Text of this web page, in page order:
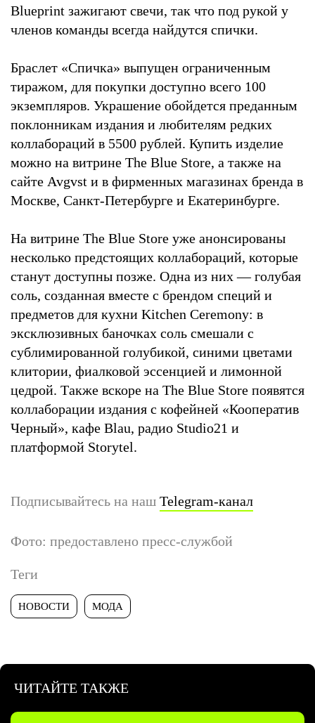
Blueprint зажигают свечи, так что под рукой у
членов команды всегда найдутся спички.
Браслет «Спичка» выпущен ограниченным
тиражом, для покупки доступно всего 100
экземпляров. Украшение обойдется преданным
поклонникам издания и любителям редких
коллабораций в 5500 рублей. Купить изделие
можно на витрине The Blue Store, а также на
сайте Avgvst и в фирменных магазинах бренда в
Москве, Санкт-Петербурге и Екатеринбурге.
На витрине The Blue Store уже анонсированы
несколько предстоящих коллабораций, которые
станут доступны позже. Одна из них — голубая
соль, созданная вместе с брендом специй и
предметов для кухни Kitchen Ceremony: в
эксклюзивных баночках соль смешали с
сублимированной голубикой, синими цветами
клитории, фиалковой эссенцией и лимонной
цедрой. Также вскоре на The Blue Store появятся
коллаборации издания с кофейней «Кооператив
Черный», кафе Blau, радио Studio21 и
платформой Storytel.
Подписывайтесь на наш Telegram-канал
Фото: предоставлено пресс-службой
Теги
НОВОСТИ МОДА
ЧИТАЙТЕ ТАКЖЕ